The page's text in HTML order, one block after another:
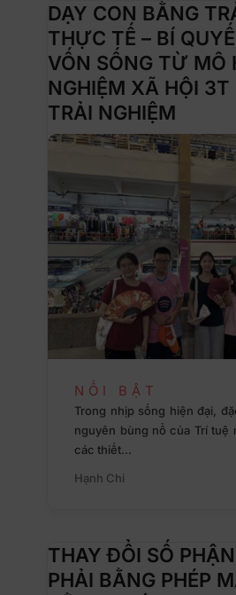
DẠY CON BẰNG
THỰC TẾ – BÍ
VỐN SỐNG TỪ MÔ
NGHIỆM XÃ HỘI 3T
TRẢI NGHIỆM
NỔI BẬT
Trong nhịp sống hiện đại,
nguyên bùng nổ của Trí tuệ
các thiết…
Hạnh Chi
THAY ĐỔI SỐ
PHẢI BẰNG PHÉP